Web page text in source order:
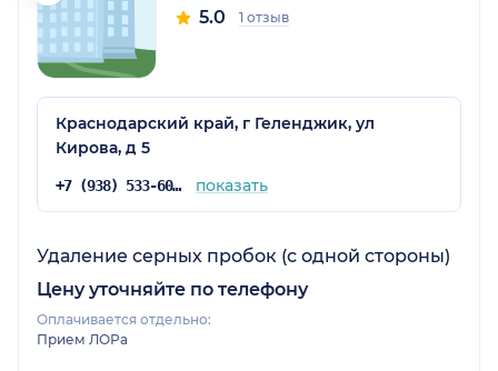
5.0 1 отзыв
Краснодарский край, г Геленджик, ул
Кирова, д 5
+7 (938) 533-60-63 показать
Удаление серных пробок (с одной стороны)
Цену уточняйте по телефону
Оплачивается отдельно:
Прием ЛОРа